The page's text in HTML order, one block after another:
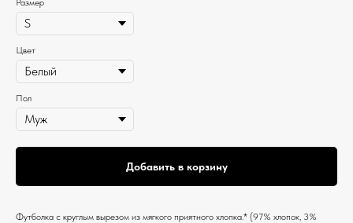
Размер
Цвет
Пол
Добавить в корзину
Футболка c круглым вырезом из мягкого приятного хлопка.* (97% хлопок, 3%